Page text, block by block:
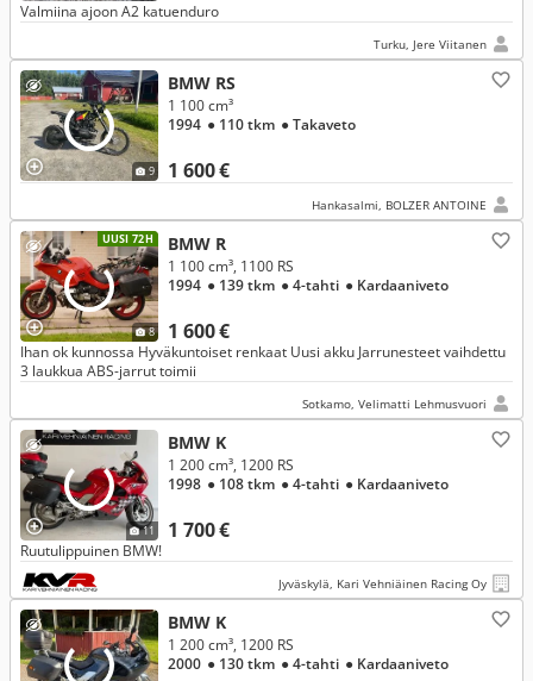
Valmiina ajoon A2 katuenduro
Turku, Jere Viitanen
9
BMW RS
1 600 €
1 100 cm³
1994 ● 110 tkm ● Takaveto
Hankasalmi, BOLZER ANTOINE
UUSI 72H
8
BMW R
1 600 €
1 100 cm³, 1100 RS
1994 ● 139 tkm ● 4-tahti ● Kardaaniveto
Ihan ok kunnossa Hyväkuntoiset renkaat Uusi akku Jarrunesteet vaihdettu
3 laukkua ABS-jarrut toimii
Sotkamo, Velimatti Lehmusvuori
11
BMW K
1 700 €
1 200 cm³, 1200 RS
1998 ● 108 tkm ● 4-tahti ● Kardaaniveto
Ruutulippuinen BMW!
Jyväskylä, Kari Vehniäinen Racing Oy
BMW K
1 200 cm³, 1200 RS
2000 ● 130 tkm ● 4-tahti ● Kardaaniveto